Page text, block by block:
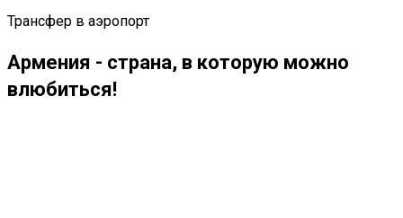
Трансфер в аэропорт
Армения - страна, в которую можно
влюбиться!